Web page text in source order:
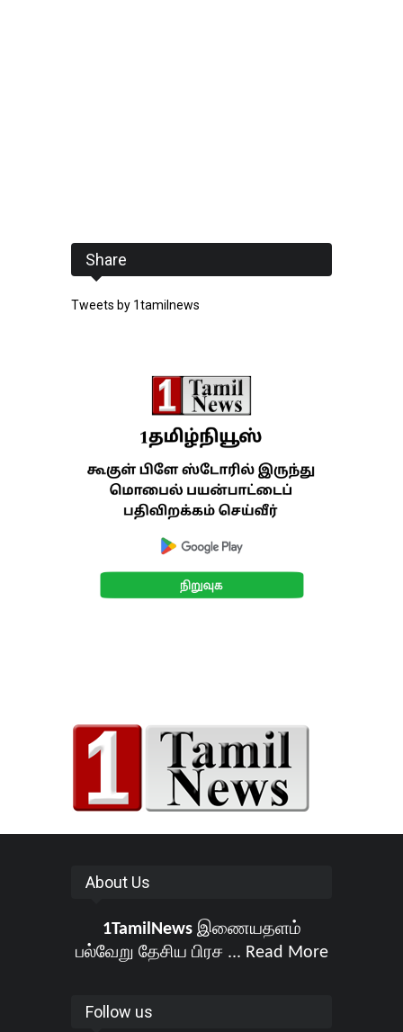
Share
Tweets by 1tamilnews
About Us
1TamilNewsஇணையதளம்
பல்வேறு தேசிய பிரச ... Read More
Follow us